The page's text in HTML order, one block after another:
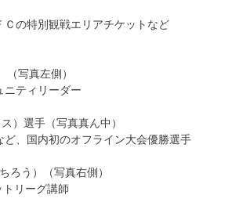
Ｃの特別観戦エリアチケットなど
写真左側）
ティリーダー
）選手（写真真ん中）
、国内初のオフライン大会優勝選手
ろう）（写真右側）
リーグ講師